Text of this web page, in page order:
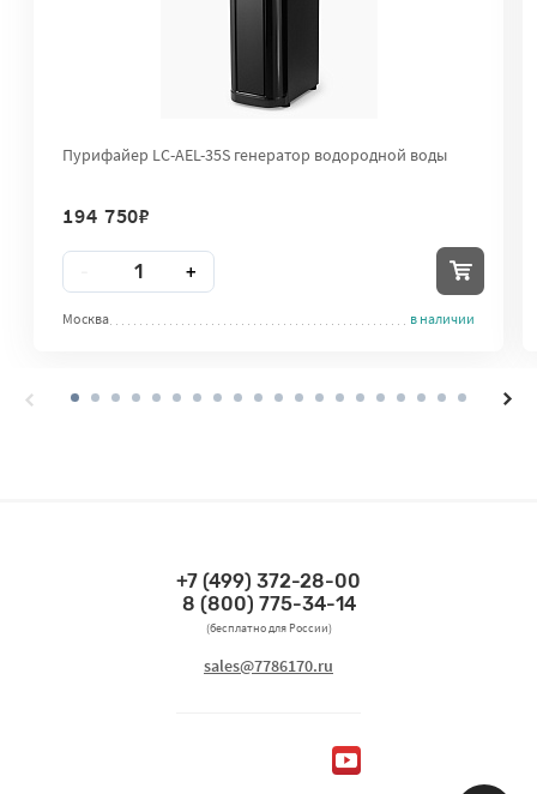
Пурифайер LC-AEL-35S генератор водородной воды
194 750₽
Количество +
Москва в наличии
Связаться по телефонам
+7 (499) 372-28-00
8 (800) 775-34-14
(бесплатно для России)
Связаться по email
sales@7786170.ru
Мы в социальных сетях